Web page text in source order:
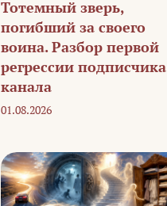
Тотемный зверь,
погибший за своего
воина. Разбор первой
регрессии подписчика
канала
01.08.2026